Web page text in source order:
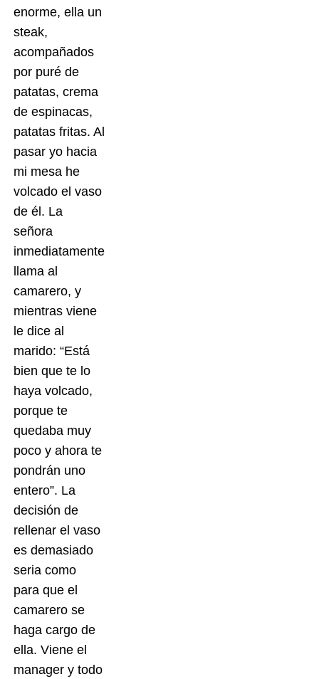
enorme, ella un
steak,
acompañados
por puré de
patatas, crema
de espinacas,
patatas fritas. Al
pasar yo hacia
mi mesa he
volcado el vaso
de él. La
señora
inmediatamente
llama al
camarero, y
mientras viene
le dice al
marido: “Está
bien que te lo
haya volcado,
porque te
quedaba muy
poco y ahora te
pondrán uno
entero”. La
decisión de
rellenar el vaso
es demasiado
seria como
para que el
camarero se
haga cargo de
ella. Viene el
manager y todo